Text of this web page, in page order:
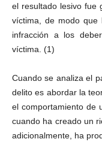
el resultado lesivo fue
víctima, de modo que
infracción a los
víctima. (1)
Cuando se analiza el
delito es abordar la
el comportamiento de
cuando ha creado un
adicionalmente, ha